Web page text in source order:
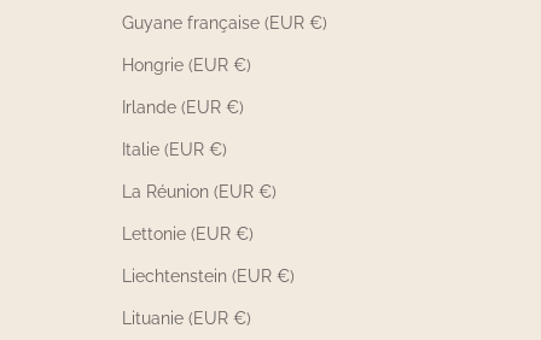
Guyane française (EUR €)
Hongrie (EUR €)
Irlande (EUR €)
Italie (EUR €)
La Réunion (EUR €)
Lettonie (EUR €)
Liechtenstein (EUR €)
Lituanie (EUR €)